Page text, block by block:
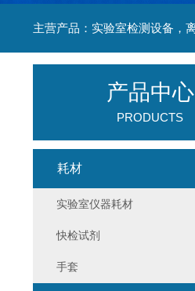
产品中心
PRODUCTS
耗材
实验室仪器耗材
快检试剂
手套